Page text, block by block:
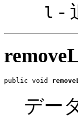
l -
public void
デー